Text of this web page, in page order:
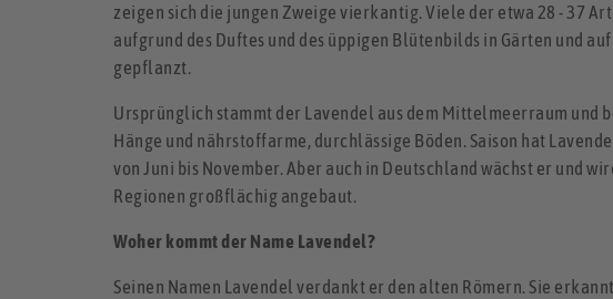
zeigen sich die jungen Zweige vierkantig. Viele der etwa 28 - 37
aufgrund des Duftes und des üppigen Blütenbilds in Gärten und
gepflanzt.
Ursprünglich stammt der Lavendel aus dem Mittelmeerraum und
Hänge und nährstoffarme, durchlässige Böden. Saison hat
von Juni bis November. Aber auch in Deutschland wächst er und
Regionen großflächig angebaut.
Woher kommt der Name Lavendel?
Seinen Namen Lavendel verdankt er den alten Römern. Sie